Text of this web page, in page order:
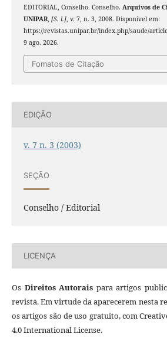
EDITORIAL, Conselho. Conselho. Arquivos de
UNIPAR, [S. l.], v. 7, n. 3, 2008. Disponível em:
https://revistas.unipar.br/index.php/saude/
9 ago. 2026.
Fomatos de Citação
EDIÇÃO
v. 7 n. 3 (2003)
SEÇÃO
Conselho / Editorial
LICENÇA
Os Direitos Autorais para artigos
revista. Em virtude da aparecerem nesta
os artigos são de uso gratuito, com
4.0 International License.